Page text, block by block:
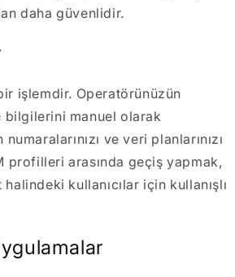
daha güvenlidir.
işlemdir. Operatörünüzün
bilgilerini manuel olarak
ve veri planlarınızı
profilleri arasında geçiş yapmak,
kullanıcılar için kullanışlı